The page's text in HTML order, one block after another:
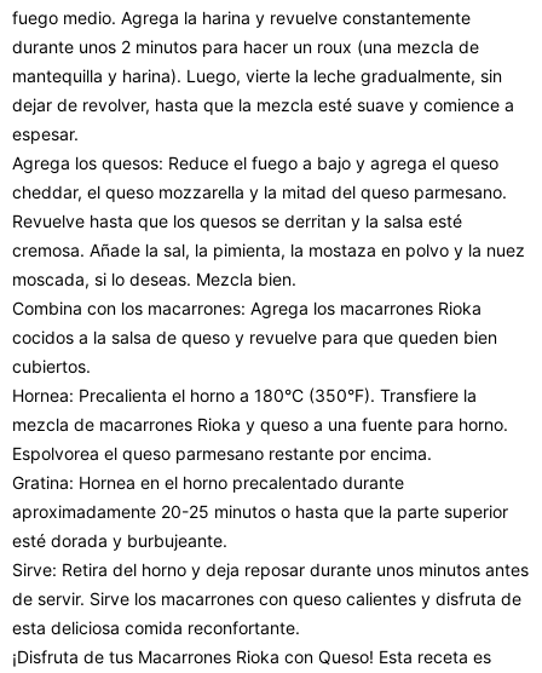
fuego medio. Agrega la harina y revuelve constantemente
durante unos 2 minutos para hacer un roux (una mezcla de
mantequilla y harina). Luego, vierte la leche gradualmente, sin
dejar de revolver, hasta que la mezcla esté suave y comience a
espesar.
Agrega los quesos: Reduce el fuego a bajo y agrega el queso
cheddar, el queso mozzarella y la mitad del queso parmesano.
Revuelve hasta que los quesos se derritan y la salsa esté
cremosa. Añade la sal, la pimienta, la mostaza en polvo y la nuez
moscada, si lo deseas. Mezcla bien.
Combina con los macarrones: Agrega los macarrones Rioka
cocidos a la salsa de queso y revuelve para que queden bien
cubiertos.
Hornea: Precalienta el horno a 180°C (350°F). Transfiere la
mezcla de macarrones Rioka y queso a una fuente para horno.
Espolvorea el queso parmesano restante por encima.
Gratina: Hornea en el horno precalentado durante
aproximadamente 20-25 minutos o hasta que la parte superior
esté dorada y burbujeante.
Sirve: Retira del horno y deja reposar durante unos minutos antes
de servir. Sirve los macarrones con queso calientes y disfruta de
esta deliciosa comida reconfortante.
¡Disfruta de tus Macarrones Rioka con Queso! Esta receta es